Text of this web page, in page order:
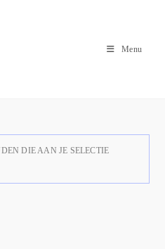
Menu
DIE AAN JE SELECTIE